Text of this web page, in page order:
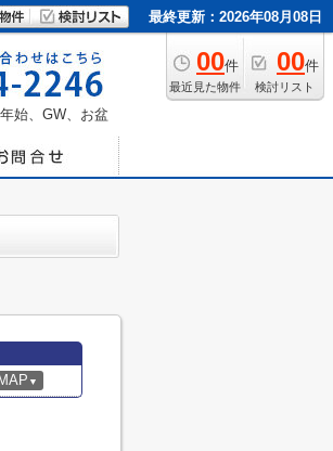
最終更新：2026年08月08日
00件
最近見た物件
00件
検討リスト
始、GW、お盆
MAP ▼